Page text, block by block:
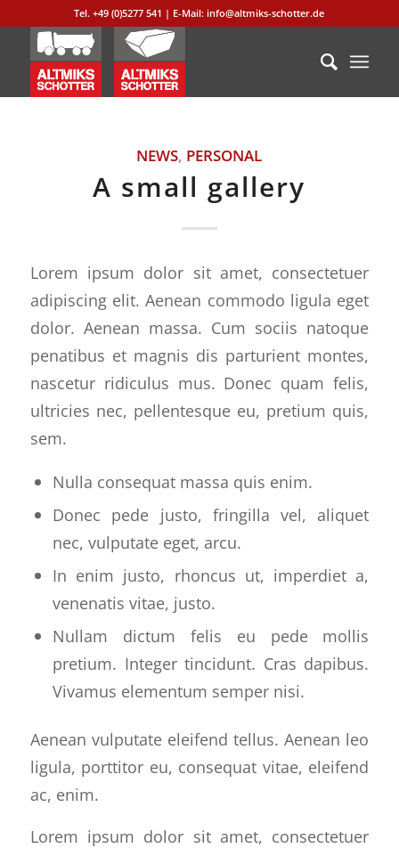
Tel. +49 (0)5277 541 | E-Mail: info@altmiks-schotter.de
NEWS, PERSONAL
A small gallery
Lorem ipsum dolor sit amet, consectetuer
adipiscing elit. Aenean commodo ligula eget
dolor. Aenean massa. Cum sociis natoque
penatibus et magnis dis parturient montes,
nascetur ridiculus mus. Donec quam felis,
ultricies nec, pellentesque eu, pretium quis,
sem.
Nulla consequat massa quis enim.
Donec pede justo, fringilla vel, aliquet
nec, vulputate eget, arcu.
In enim justo, rhoncus ut, imperdiet a,
venenatis vitae, justo.
Nullam dictum felis eu pede mollis
pretium. Integer tincidunt. Cras dapibus.
Vivamus elementum semper nisi.
Aenean vulputate eleifend tellus. Aenean leo
ligula, porttitor eu, consequat vitae, eleifend
ac, enim.
Lorem ipsum dolor sit amet, consectetuer